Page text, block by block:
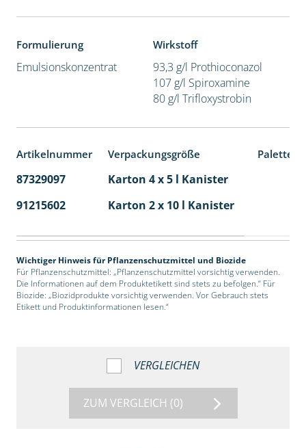
Formulierung
Emulsionskonzentrat
Wirkstoff
93,3 g/l Prothioconazol
107 g/l Spiroxamine
80 g/l Trifloxystrobin
Artikelnummer Verpackungsgröße
87329097 Karton 4 x 5 l Kanister
91215602
Karton 2 x 10 l Kanister
Wichtiger Hinweis für Pflanzenschutzmittel und Biozide
Für Pflanzenschutzmittel: „Pflanzenschutzmittel vorsichtig verwenden.
Die Informationen auf dem Produktetikett sind stets zu befolgen.“ Für
Biozide: „Biozidprodukte vorsichtig verwenden. Vor Gebrauch stets
Etikett und Produktinformationen lesen.“
VERGLEICHEN
ZUM VERGLEICH (0)